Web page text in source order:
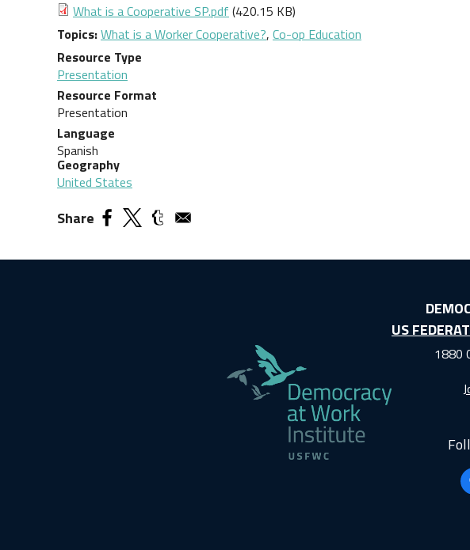
Document
What is a Cooperative SP.pdf (420.15 KB)
Topics What is a Worker Cooperative?, Co-op Education
Resource Type
Presentation
Resource Format
Presentation
Language
Spanish
Geography
United States
Share
US
1880